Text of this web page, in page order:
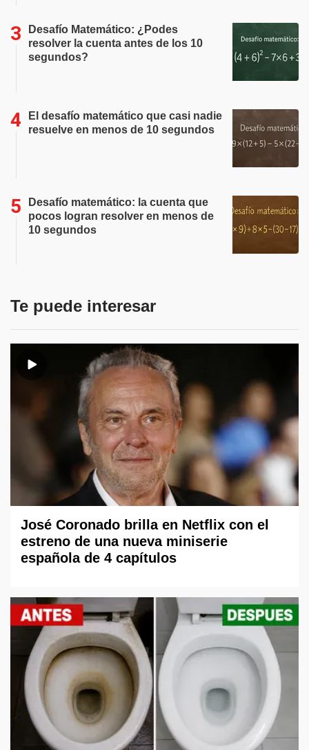
Desafío Matemático: ¿Podes
resolver la cuenta antes de los 10
segundos?
El desafío matemático que casi nadie
resuelve en menos de 10 segundos
Desafío matemático: la cuenta que
pocos logran resolver en menos de
10 segundos
Te puede interesar
José Coronado brilla en Netflix con el
estreno de una nueva miniserie
española de 4 capítulos